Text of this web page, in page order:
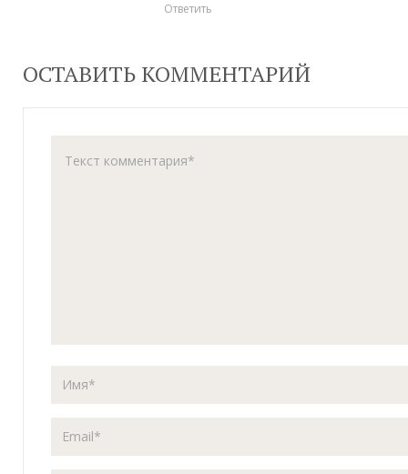
Ответить
ОСТАВИТЬ КОММЕНТАРИЙ